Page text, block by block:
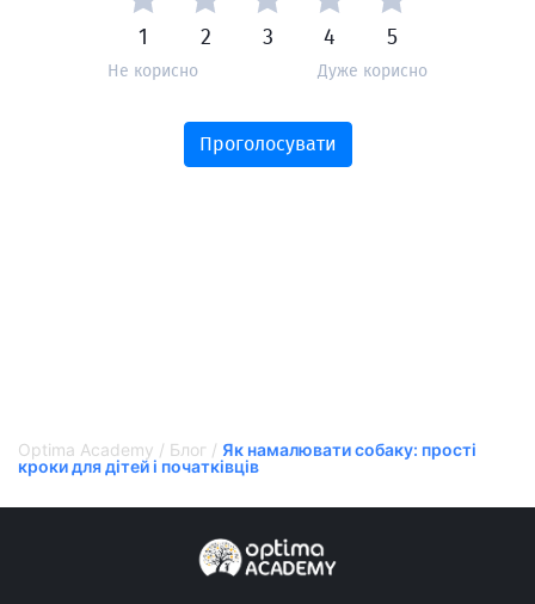
1 2 3 4 5
Не корисно Дуже корисно
Проголосувати
Optima Academy / Блог / Як намалювати собаку: прості
кроки для дітей і початківців